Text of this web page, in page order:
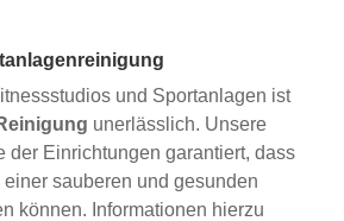
und Sportanlagen ist
unerlässlich. Unsere
der Einrichtungen garantiert, dass
einer sauberen und gesunden
können. Informationen hierzu